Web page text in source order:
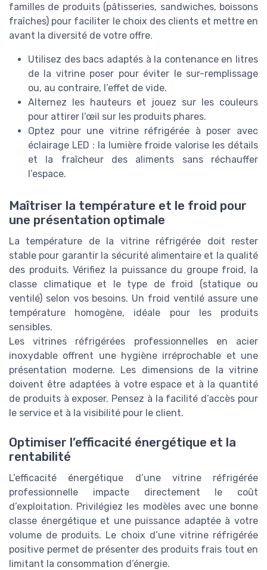
familles de produits (pâtisseries, sandwiches, boissons
fraîches) pour faciliter le choix des clients et mettre en
avant la diversité de votre offre.
Utilisez des bacs adaptés à la contenance en litres
de la vitrine poser pour éviter le sur-remplissage
ou, au contraire, l’effet de vide.
Alternez les hauteurs et jouez sur les couleurs
pour attirer l’œil sur les produits phares.
Optez pour une vitrine réfrigérée à poser avec
éclairage LED : la lumière froide valorise les détails
et la fraîcheur des aliments sans réchauffer
l’espace.
Maîtriser la température et le froid pour
une présentation optimale
La température de la vitrine réfrigérée doit rester
stable pour garantir la sécurité alimentaire et la qualité
des produits. Vérifiez la puissance du groupe froid, la
classe climatique et le type de froid (statique ou
ventilé) selon vos besoins. Un froid ventilé assure une
température homogène, idéale pour les produits
sensibles.
Les vitrines réfrigérées professionnelles en acier
inoxydable offrent une hygiène irréprochable et une
présentation moderne. Les dimensions de la vitrine
doivent être adaptées à votre espace et à la quantité
de produits à exposer. Pensez à la facilité d’accès pour
le service et à la visibilité pour le client.
Optimiser l’efficacité énergétique et la
rentabilité
L’efficacité énergétique d’une vitrine réfrigérée
professionnelle impacte directement le coût
d’exploitation. Privilégiez les modèles avec une bonne
classe énergétique et une puissance adaptée à votre
volume de produits. Le choix d’une vitrine réfrigérée
positive permet de présenter des produits frais tout en
limitant la consommation d’énergie.